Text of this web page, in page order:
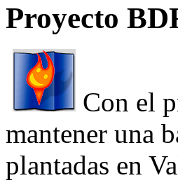
Proyecto
Con el
mantener una
plantadas en